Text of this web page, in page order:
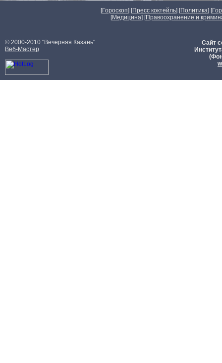
[Гороскоп] [Пресс коктейль] [Политика] [
[Медицина] [Правоохранение и
© 2000-2010 "Вечерняя Казань"
Веб-Мастер
Сайт